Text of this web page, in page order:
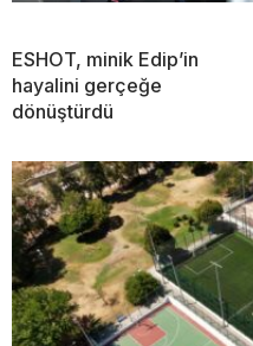
ESHOT, minik Edip’in
hayalini gerçeğe
dönüştürdü